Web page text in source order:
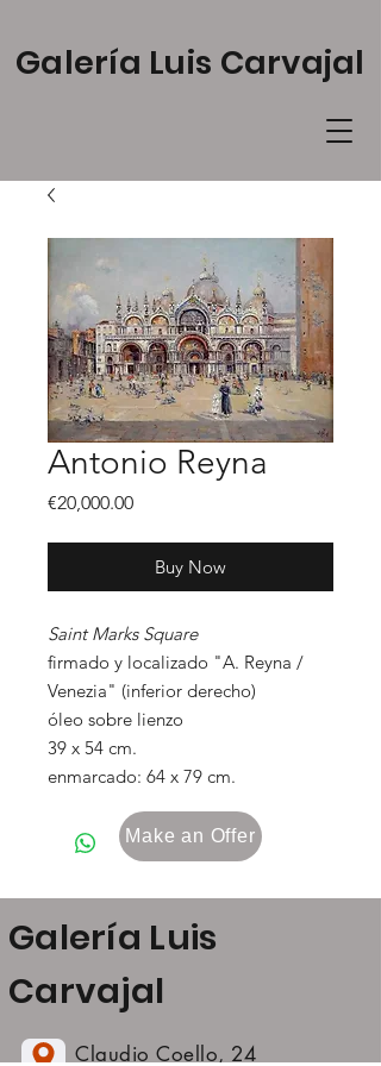
Galería Luis Carvajal
Antonio Reyna
€20,000.00Price
Buy Now
Saint Marks Square
firmado y localizado "A. Reyna /
Venezia" (inferior derecho)
óleo sobre lienzo
39 x 54 cm.
enmarcado: 64 x 79 cm.
Make an Offer
Galería Luis
Carvajal
Claudio Coello, 24